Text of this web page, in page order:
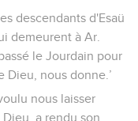
descendants d'Esaü
demeurent à Ar.
le Jourdain pour
Dieu, nous donne.’
nous laisser
a rendu son